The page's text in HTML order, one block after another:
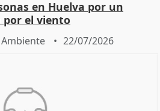
en Huelva por un
por el viento
22/07/2026